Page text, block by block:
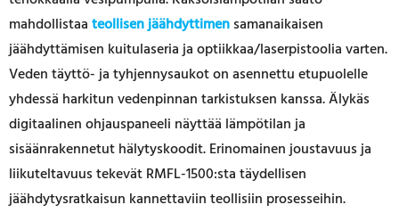
mahdollistaateollisen jäähdyttimensamanaikaisen
jäähdyttämisen kuitulaseria ja optiikkaa/laserpistoolia varten.
Veden täyttö- ja tyhjennysaukot on asennettu etupuolelle
yhdessä harkitun vedenpinnan tarkistuksen kanssa. Älykäs
digitaalinen ohjauspaneeli näyttää lämpötilan ja
sisäänrakennetut hälytyskoodit. Erinomainen joustavuus ja
liikuteltavuus tekevät RMFL-1500:sta täydellisen
jäähdytysratkaisun kannettaviin teollisiin prosesseihin.